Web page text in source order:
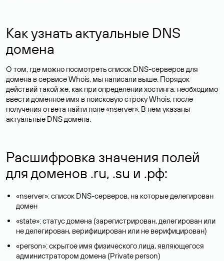
Как узнать актуальные DNS
домена
О том, где можно посмотреть список DNS-серверов для
домена в сервисе Whois, мы написали выше. Порядок
действий такой же, как при определении хостинга: необходимо
ввести доменное имя в поисковую строку Whois, после
получения ответа найти поле «nserver». В нем указаны
актуальные DNS домена.
Расшифровка значения полей
для доменов .ru, .su и .рф:
«nserver»: список DNS-серверов, на которые делегирован
домен
«state»: статус домена (зарегистрирован, делегирован или
не делегирован, верифицирован или не верифицирован)
«person»: скрытое имя физического лица, являющегося
администратором домена (Privatе person)